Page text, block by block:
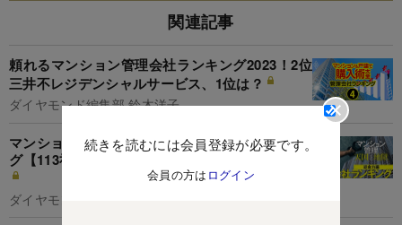
続きを読むには会員登録が必要です。
会員の方は ログイン
関連記事
頼れるマンション管理会社ランキング2023！2位
三井不レジデンシャルサービス、1位は？
ダイヤモンド編集部,鈴木洋子
マンション管理会社「総合力」独自採点ランキン
グ【113社】2位三菱地所コミュニティ、1位は？
ダイヤモンド編集部